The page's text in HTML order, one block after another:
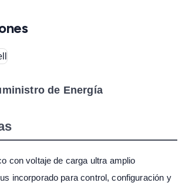
de Energía
con voltaje de carga ultra amplio
incorporado para control, configuración y